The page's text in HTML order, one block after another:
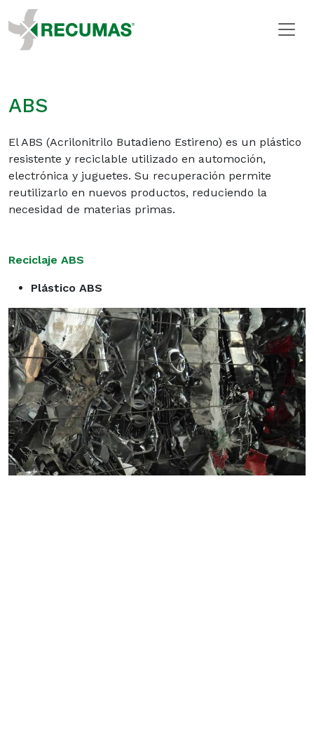
ABS
El ABS (Acrilonitrilo Butadieno Estireno) es un plástico
resistente y reciclable utilizado en automoción,
electrónica y juguetes. Su recuperación permite
reutilizarlo en nuevos productos, reduciendo la
necesidad de materias primas.
Reciclaje ABS
Plástico ABS